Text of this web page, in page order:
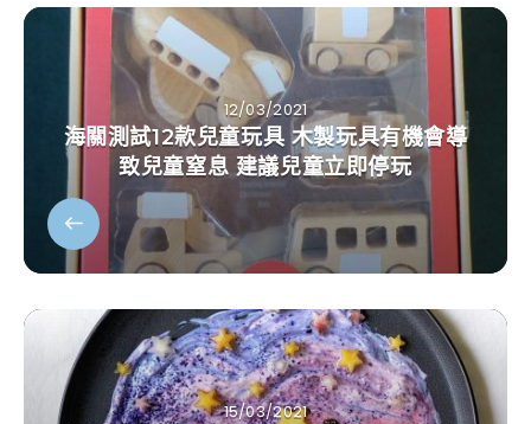
12/03/2021
海關測試12款兒童玩具 木製玩具有機會導
致兒童窒息 建議兒童立即停玩
15/03/2021